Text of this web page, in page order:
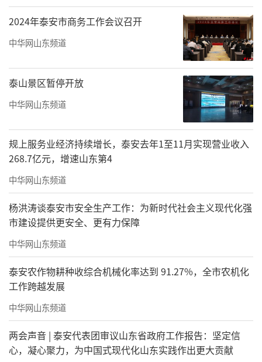
2024年泰安市商务工作会议召开
中华网山东频道
泰山景区暂停开放
中华网山东频道
规上服务业经济持续增长，泰安去年1至11月实现营业收入
268.7亿元，增速山东第4
中华网山东频道
杨洪涛谈泰安市安全生产工作：为新时代社会主义现代化强
市建设提供更安全、更有力保障
中华网山东频道
泰安农作物耕种收综合机械化率达到 91.27%，全市农机化
工作跨越发展
中华网山东频道
两会声音 | 泰安代表团审议山东省政府工作报告：坚定信
心，凝心聚力，为中国式现代化山东实践作出更大贡献